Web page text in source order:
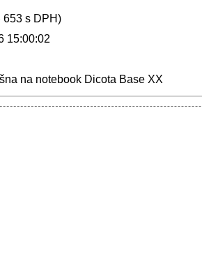
653 s DPH)
15:00:02
na notebook Dicota Base XX